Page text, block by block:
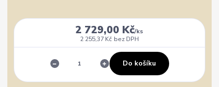
2 729,00 Kč/ks
2 255,37 Kč bez DPH
Do košíku